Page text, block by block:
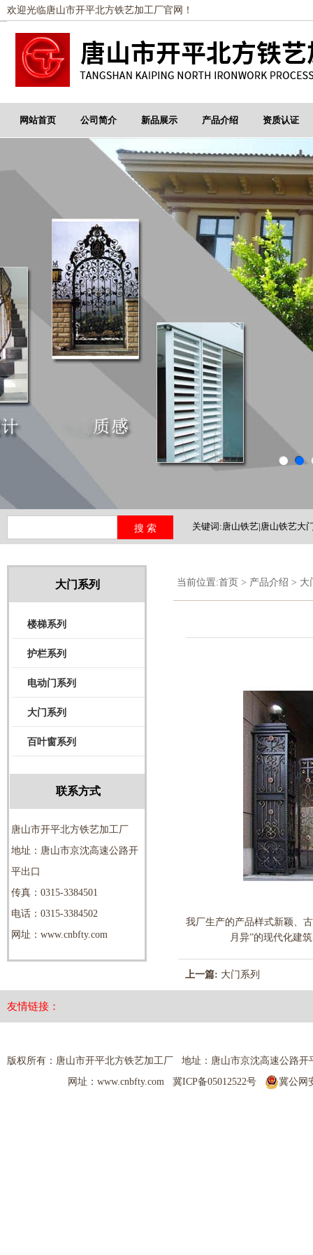
欢迎光临唐山市开平北方铁艺加工厂官网！
网站首页 公司简介 新品展示 产品介绍 资质认证
关键词:唐山铁艺|唐山铁艺大
当前位置:首页 > 产品介绍 > 大
我厂生产的产品样式新颖、
月异”的现代化建
上一篇: 大门系列
大门系列
楼梯系列
护栏系列
电动门系列
大门系列
百叶窗系列
联系方式
唐山市开平北方铁艺加工厂
地址：唐山市京沈高速公路开
平出口
传真：0315-3384501
电话：0315-3384502
网址：www.cnbfty.com
友情链接：
版权所有：唐山市开平北方铁艺加工厂 地址：唐山市京沈高速公路
网址：www.cnbfty.com 冀ICP备05012522号 冀公网